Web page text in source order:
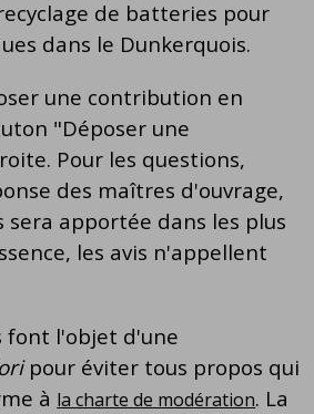
de batteries pour
dans le Dunkerquois.
une contribution en
"Déposer une
Pour les questions,
des maîtres d'ouvrage,
sera apportée dans les plus
les avis n'appellent
font l'objet d'une
pour éviter tous propos qui
à la charte de modération. La